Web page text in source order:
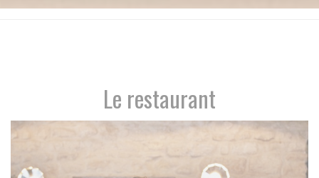
Le restaurant